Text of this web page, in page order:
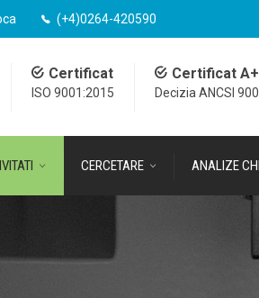
(+4)0264-420590
Certificat A+
Decizia ANCSI
Certificat
ISO 9001:2015
CERCETARE ANALIZE